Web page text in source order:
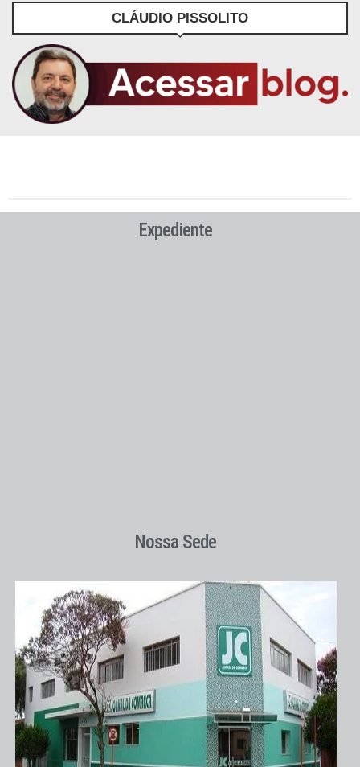
CLÁUDIO PISSOLITO
Expediente
Nossa Sede